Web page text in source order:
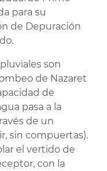
para su
de Depuración
son
de Nazaret
de
pasa a la
de un
sin compuertas).
el vertido de
con la